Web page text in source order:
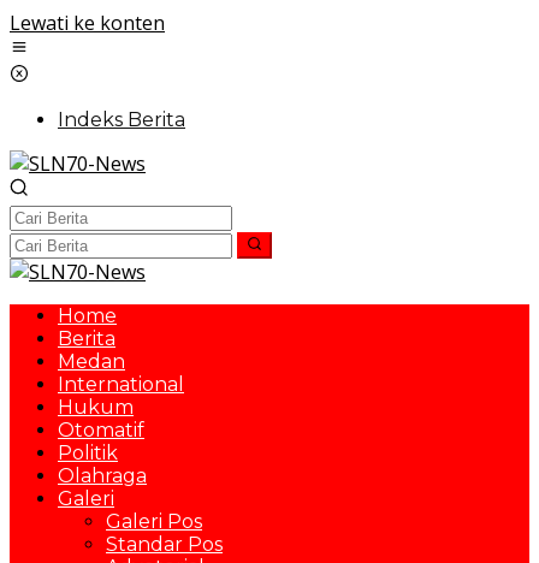
Lewati ke konten
Indeks Berita
Home
Berita
Medan
International
Hukum
Otomatif
Politik
Olahraga
Galeri
Galeri Pos
Standar Pos